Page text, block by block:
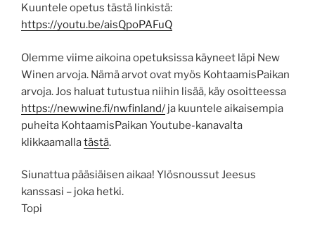
Kuuntele opetus tästä linkistä:
https://youtu.be/aisQpoPAFuQ
Olemme viime aikoina opetuksissa käyneet läpi New
Winen arvoja. Nämä arvot ovat myös KohtaamisPaikan
arvoja. Jos haluat tutustua niihin lisää, käy osoitteessa
https://newwine.fi/nwfinland/ ja kuuntele aikaisempia
puheita KohtaamisPaikan Youtube-kanavalta
klikkaamallatästä.
Siunattua pääsiäisen aikaa! Ylösnoussut Jeesus
kanssasi – joka hetki.
Topi